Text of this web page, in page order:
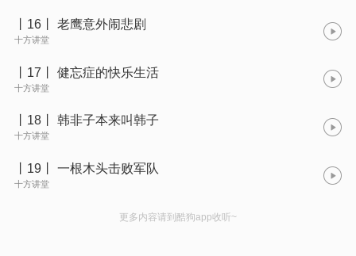
丨16丨 老鹰意外闹悲剧
十方讲堂
丨17丨 健忘症的快乐生活
十方讲堂
丨18丨 韩非子本来叫韩子
十方讲堂
丨19丨 一根木头击败军队
十方讲堂
更多内容请到酷狗app收听~